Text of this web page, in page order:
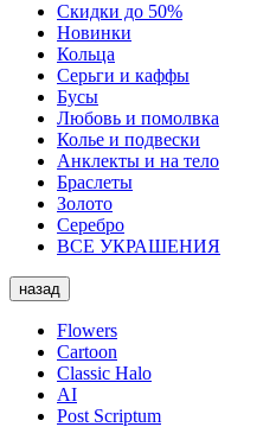
Скидки до 50%
Новинки
Кольца
Серьги и каффы
Бусы
Любовь и помолвка
Колье и подвески
Анклекты и на тело
Браслеты
Золото
Серебро
ВСЕ УКРАШЕНИЯ
назад
Flowers
Cartoon
Classic Halo
AI
Post Scriptum